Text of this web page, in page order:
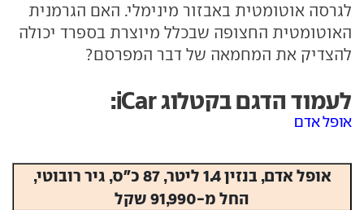
לגרסה אוטומטית באבזור מינימלי. האם הגרמנית
האוטומטית החצופה שבכלל מיוצרת בספרד יכולה
להצדיק את המחמאה של דבר המפרסם?
לעמוד הדגם בקטלוג iCar:
אופל אדם
אופל אדם, בנזין 1.4 ליטר, 87 כ"ס, גיר רובוטי,
החל מ-91,990 שקל